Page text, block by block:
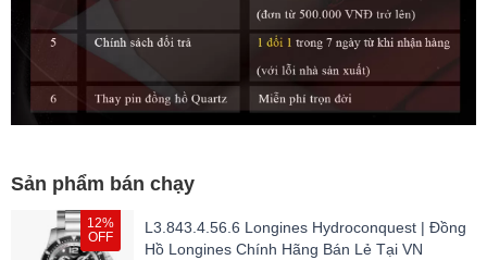
Sản phẩm bán chạy
12%
OFF
L3.843.4.56.6 Longines Hydroconquest | Đồng
Hồ Longines Chính Hãng Bán Lẻ Tại VN